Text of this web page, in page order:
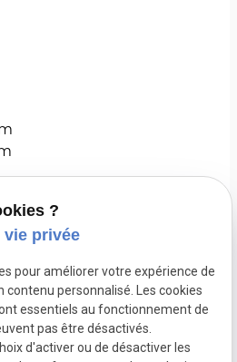
Droit administratif
Actualités
?
vie privée
pour améliorer votre expérience de
personnalisé. Les cookies
essentiels au fonctionnement de
pas être désactivés.
d'activer ou de désactiver les